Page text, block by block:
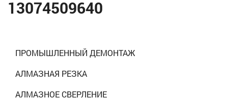
13074509640
ПРОМЫШЛЕННЫЙ ДЕМОНТАЖ
АЛМАЗНАЯ РЕЗКА
АЛМАЗНОЕ СВЕРЛЕНИЕ